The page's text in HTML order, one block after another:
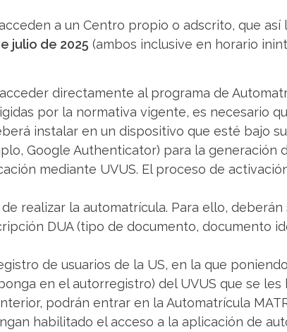
a un Centro propio o adscrito, que
julio de 2025 (ambos inclusive en horario
directamente al programa de
por la normativa vigente, es necesario
instalar en un dispositivo que esté bajo
Google Authenticator) para la generación
mediante UVUS. El proceso de
realizar la automatrícula. Para ello,
DUA (tipo de documento, documento
de usuarios de la US, en la que
en el autorregistro) del UVUS que se les
podrán entrar en la Automatrícula
habilitado el acceso a la aplicación de